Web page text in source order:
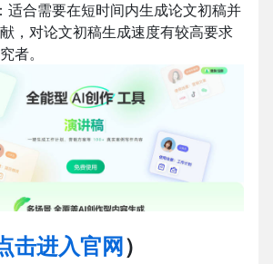
：适合需要在短时间内生成论文初稿并
，对论文初稿生成速度有较高要求
者。
击进入官网 ）